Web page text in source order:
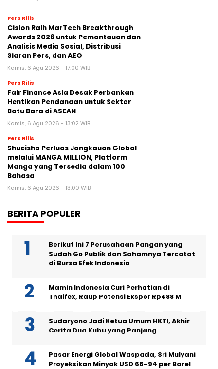
Pers Rilis
Cision Raih MarTech Breakthrough
Awards 2026 untuk Pemantauan dan
Analisis Media Sosial, Distribusi
Siaran Pers, dan AEO
Kamis, 6 Agu 2026 - 17:00 WIB
Pers Rilis
Fair Finance Asia Desak Perbankan
Hentikan Pendanaan untuk Sektor
Batu Bara di ASEAN
Kamis, 6 Agu 2026 - 13:02 WIB
Pers Rilis
Shueisha Perluas Jangkauan Global
melalui MANGA MILLION, Platform
Manga yang Tersedia dalam 100
Bahasa
Kamis, 6 Agu 2026 - 13:00 WIB
BERITA POPULER
Berikut Ini 7 Perusahaan Pangan yang
Sudah Go Publik dan Sahamnya Tercatat
di Bursa Efek Indonesia
Mamin Indonesia Curi Perhatian di
Thaifex, Raup Potensi Ekspor Rp488 M
Sudaryono Jadi Ketua Umum HKTI, Akhir
Cerita Dua Kubu yang Panjang
Pasar Energi Global Waspada, Sri Mulyani
Proyeksikan Minyak USD 66–94 per Barel